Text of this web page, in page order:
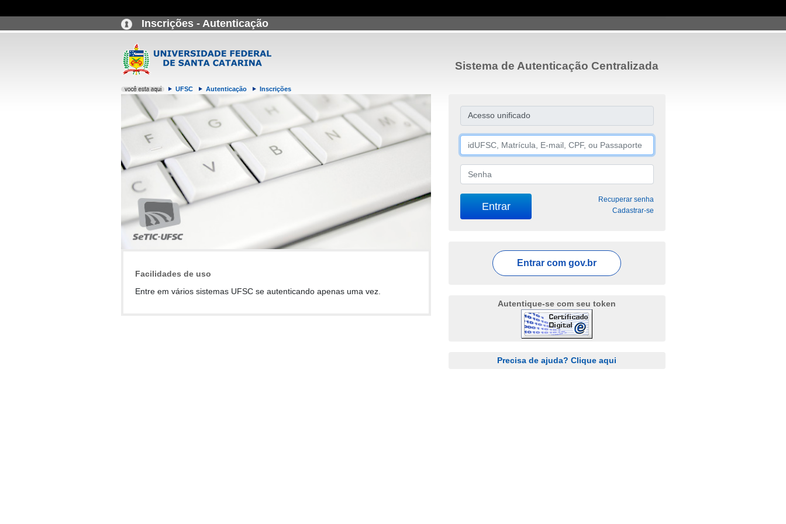
Inscrições - Autenticação
UFSC Autenticação Inscrições
Sistema de Autenticação Centralizada
Facilidades de uso
Entre em vários sistemas UFSC se autenticando apenas uma vez.
Acesso unificado
Recuperar senha
Cadastrar-se
Entrar com gov.br
Autentique-se com seu token
Precisa de ajuda? Clique aqui